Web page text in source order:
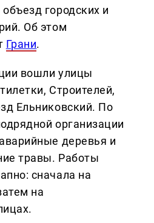
городских и
Об этом
Грани.
вошли улицы
Строителей,
Ельниковский. По
организации
деревья и
травы. Работы
сначала на
на